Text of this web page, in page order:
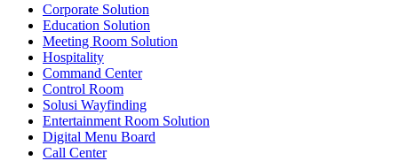
Corporate Solution
Education Solution
Meeting Room Solution
Hospitality
Command Center
Control Room
Solusi Wayfinding
Entertainment Room Solution
Digital Menu Board
Call Center